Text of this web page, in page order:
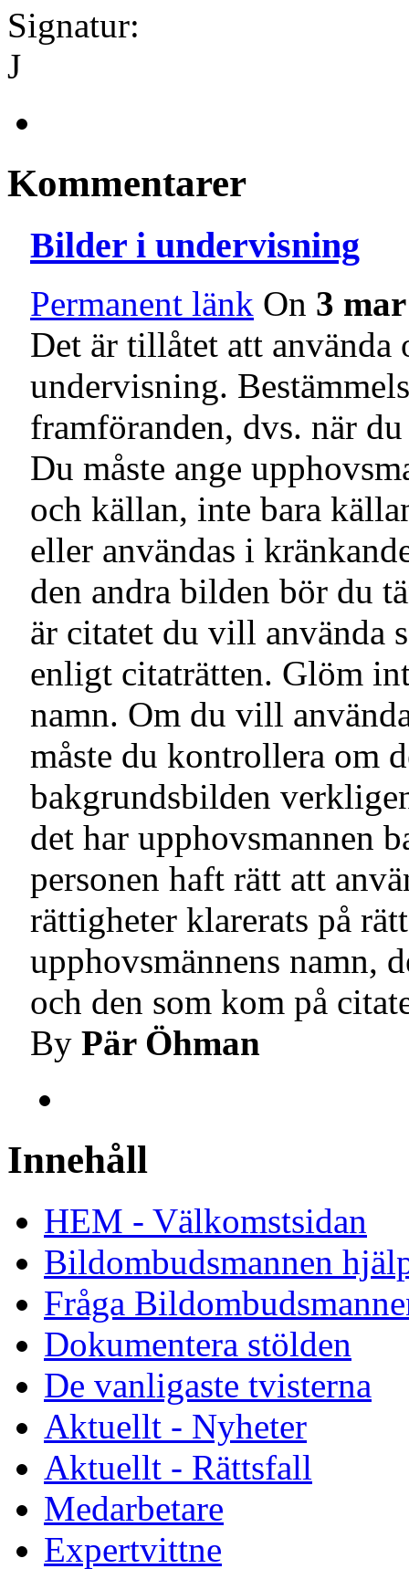
Signatur:
J
Kommentarer
Bilder i undervisning
Permanent länk On 3
Det är tillåtet att
undervisning.
framföranden, dvs. när
Du måste ange
och källan, inte bara
eller användas i
den andra bilden bör du
är citatet du vill använda
enligt citaträtten. Glöm
namn. Om du vill
måste du kontrollera om
bakgrundsbilden
det har upphovsmannen
personen haft rätt att
rättigheter klarerats på
upphovsmännens namn,
och den som kom på
By Pär Öhman
Innehåll
HEM - Välkomstsidan
Bildombudsmannen
Fråga
Dokumentera stölden
De vanligaste tvisterna
Aktuellt - Nyheter
Aktuellt - Rättsfall
Medarbetare
Expertvittne